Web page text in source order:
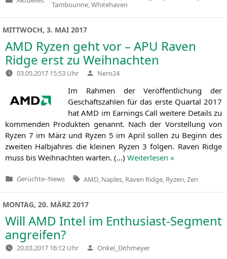
Veröffentlicht
Tambourine, Whitehaven
MITTWOCH, 3. MAI 2017
AMD Ryzen geht vor – APU Raven
Ridge erst zu Weihnachten
03.05.2017 15:53 Uhr Verfasst
von
Nero24
Im Rah­men der Ver­öf­fent­li­chung der
Geschäfts­zah­len für das ers­te Quar­tal 2017
hatAMD im Ear­nings Call wei­te­re Details zu
kom­men­den Pro­duk­ten genannt. Nach der Vor­stel­lung von
Ryzen 7 im März und Ryzen 5 im April sol­len zu Beginn des
zwei­ten Halb­jah­res die klei­nen Ryzen 3 fol­gen. Raven Ridge
muss bis Weih­nach­ten war­ten. (…) Wei­ter­le­sen »
Veröffentlicht
Gerüchte–News Tags:
AMD Naples Raven Ridge Ryzen Zen
MONTAG, 20. MÄRZ 2017
Will AMD Intel im Enthusiast-Segment
angreifen?
20.03.2017 16:12 Uhr Verfasst
von
Onkel_Dithmeyer